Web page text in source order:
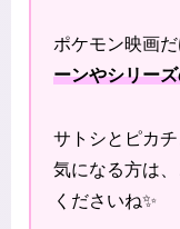
ポケモン映画だ
ーンやシリー
サトシとピカ
気になる方は
くださいね✨